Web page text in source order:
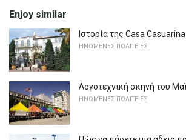
Enjoy similar
Ιστορία της Casa Casuarina
ΗΝΩΜΈΝΕΣ ΠΟΛΙΤΕΊΕΣ
Λογοτεχνική σκηνή του
ΗΝΩΜΈΝΕΣ ΠΟΛΙΤΕΊΕΣ